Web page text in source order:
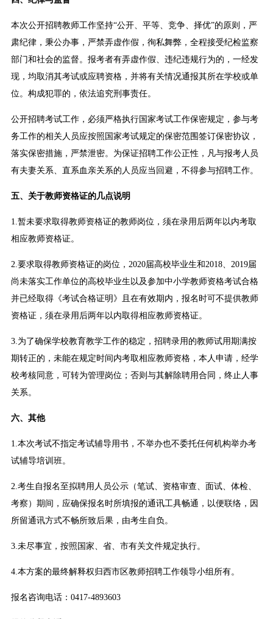
本次公开招聘教师工作坚持“公开、平等、竞争、择优”的原则，严
肃纪律，秉公办事，严禁弄虚作假，徇私舞弊，全程接受纪检监察
部门和社会的监督。报考者有弄虚作假、违纪违规行为的，一经发
现，均取消其考试或应聘资格，并将有关情况通报其所在学校或单
位。构成犯罪的，依法追究刑事责任。
公开招聘考试工作，必须严格执行国家考试工作保密规定，参与考
务工作的相关人员应按照国家考试规定的保密范围签订保密协议，
落实保密措施，严禁泄密。为保证招聘工作公正性，凡与报考人员
有夫妻关系、直系血亲关系的人员应当回避，不得参与招聘工作。
五、关于教师资格证的几点说明
1.暂未要求取得教师资格证的教师岗位，须在录用后两年以内考取
相应教师资格证。
2.要求取得教师资格证的岗位，2020届高校毕业生和2018、2019届
尚未落实工作单位的高校毕业生以及参加中小学教师资格考试合格
并已经取得《考试合格证明》且在有效期内，报名时可不提供教师
资格证，须在录用后两年以内取得相应教师资格证。
3.为了确保学校教育教学工作的稳定，招聘录用的教师试用期满按
期转正的，未能在规定时间内考取相应教师资格，本人申请，经学
校考核同意，可转为管理岗位；否则与其解除聘用合同，终止人事
关系。
六、其他
1.本次考试不指定考试辅导用书，不举办也不委托任何机构举办考
试辅导培训班。
2.考生自报名至拟聘用人员公示（笔试、资格审查、面试、体检、
考察）期间，应确保报名时所填报的通讯工具畅通，以便联络，因
所留通讯方式不畅所致后果，由考生自负。
3.未尽事宜，按照国家、省、市有关文件规定执行。
4.本方案的最终解释权归西市区教师招聘工作领导小组所有。
报名咨询电话：0417-4893603